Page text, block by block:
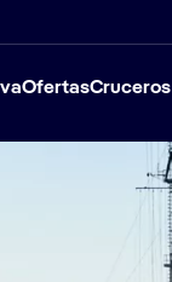
OfertasCruceros